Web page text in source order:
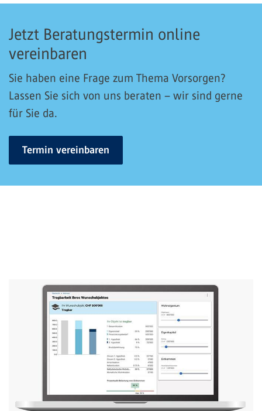
Jetzt Beratungstermin online
vereinbaren
Sie haben eine Frage zum Thema Vorsorgen?
Lassen Sie sich von uns beraten – wir sind gerne
für Sie da.
Termin vereinbaren